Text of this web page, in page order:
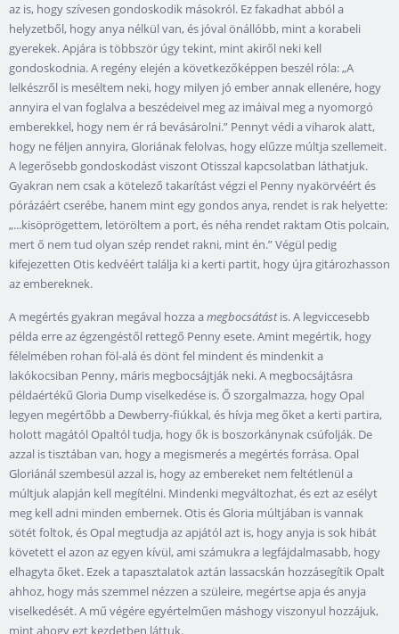
az is, hogy szívesen gondoskodik másokról. Ez fakadhat abból a
helyzetből, hogy anya nélkül van, és jóval önállóbb, mint a korabeli
gyerekek. Apjára is többször úgy tekint, mint akiről neki kell
gondoskodnia. A regény elején a következőképpen beszél róla: „A
lelkészről is meséltem neki, hogy milyen jó ember annak ellenére, hogy
annyira el van foglalva a beszédeivel meg az imáival meg a nyomorgó
emberekkel, hogy nem ér rá bevásárolni.” Pennyt védi a viharok alatt,
hogy ne féljen annyira, Gloriának felolvas, hogy elűzze múltja szellemeit.
A legerősebb gondoskodást viszont Otisszal kapcsolatban láthatjuk.
Gyakran nem csak a kötelező takarítást végzi el Penny nyakörvéért és
pórázáért cserébe, hanem mint egy gondos anya, rendet is rak helyette:
„...kisöprögettem, letöröltem a port, és néha rendet raktam Otis polcain,
mert ő nem tud olyan szép rendet rakni, mint én.” Végül pedig
kifejezetten Otis kedvéért találja ki a kerti partit, hogy újra gitározhasson
az embereknek.
A megértés gyakran megával hozza amegbocsátástis. A legviccesebb
példa erre az égzengéstől rettegő Penny esete. Amint megértik, hogy
félelmében rohan föl-alá és dönt fel mindent és mindenkit a
lakókocsiban Penny, máris megbocsájtják neki. A megbocsájtásra
példaértékű Gloria Dump viselkedése is. Ő szorgalmazza, hogy Opal
legyen megértőbb a Dewberry-fiúkkal, és hívja meg őket a kerti partira,
holott magától Opaltól tudja, hogy ők is boszorkánynak csúfolják. De
azzal is tisztában van, hogy a megismerés a megértés forrása. Opal
Gloriánál szembesül azzal is, hogy az embereket nem feltétlenül a
múltjuk alapján kell megítélni. Mindenki megváltozhat, és ezt az esélyt
meg kell adni minden embernek. Otis és Gloria múltjában is vannak
sötét foltok, és Opal megtudja az apjától azt is, hogy anyja is sok hibát
követett el azon az egyen kívül, ami számukra a legfájdalmasabb, hogy
elhagyta őket. Ezek a tapasztalatok aztán lassacskán hozzásegítik Opalt
ahhoz, hogy más szemmel nézzen a szüleire, megértse apja és anyja
viselkedését. A mű végére egyértelműen máshogy viszonyul hozzájuk,